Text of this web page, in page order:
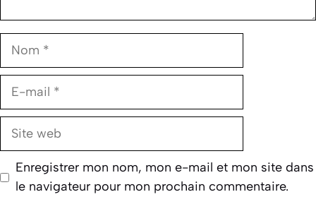
Nom
E-
Site
Enregistrer mon nom, mon e-mail et mon site dans
le navigateur pour mon prochain commentaire.